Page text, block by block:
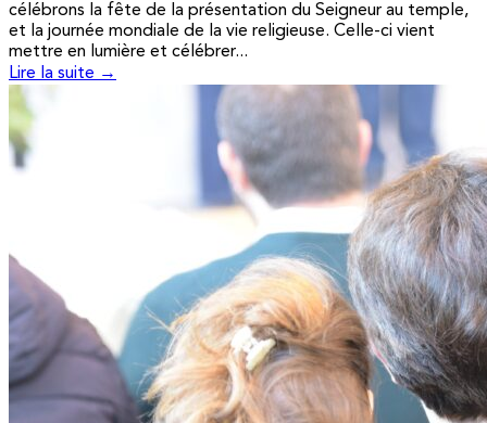
célébrons la fête de la présentation du Seigneur au temple,
et la journée mondiale de la vie religieuse. Celle-ci vient
mettre en lumière et célébrer...
Lire la suite →